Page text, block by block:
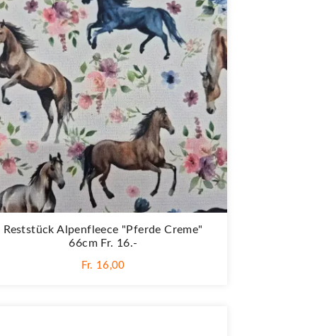
Reststück Alpenfleece "Pferde Creme"
66cm Fr. 16.-
Fr. 16,00